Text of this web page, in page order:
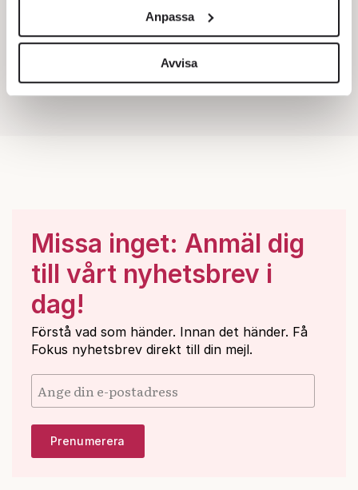
för sociala medier och analysera vår trafik. Vi
vidarebefordrar även sådana identifierare och annan
information från din enhet till de sociala medier och
annons- och analysföretag som vi samarbetar med.
Anpassa
Avvisa
Missa inget: Anmäl dig
till vårt nyhetsbrev i
dag!
Förstå vad som händer. Innan det händer. Få
Fokus nyhetsbrev direkt till din mejl.